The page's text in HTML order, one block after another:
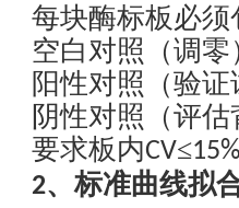
每块酶标板必须
空白对照（调零
阳性对照（验
阴性对照（评
要求板内CV≤
2、标准曲线拟